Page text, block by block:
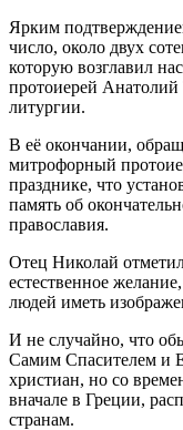
Ярким
число, около двух
которую возглавил
протоиерей Анатолий
литургии.
В её окончании,
митрофорный
празднике, что
память об
православия.
Отец Николай
естественное
людей иметь
И не случайно, что
Самим Спасителем и
христиан, но со
вначале в Греции,
странам.